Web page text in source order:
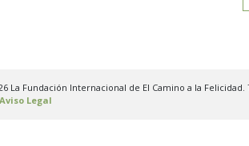
La Fundación Internacional de El Camino a la Felicidad.
Aviso Legal